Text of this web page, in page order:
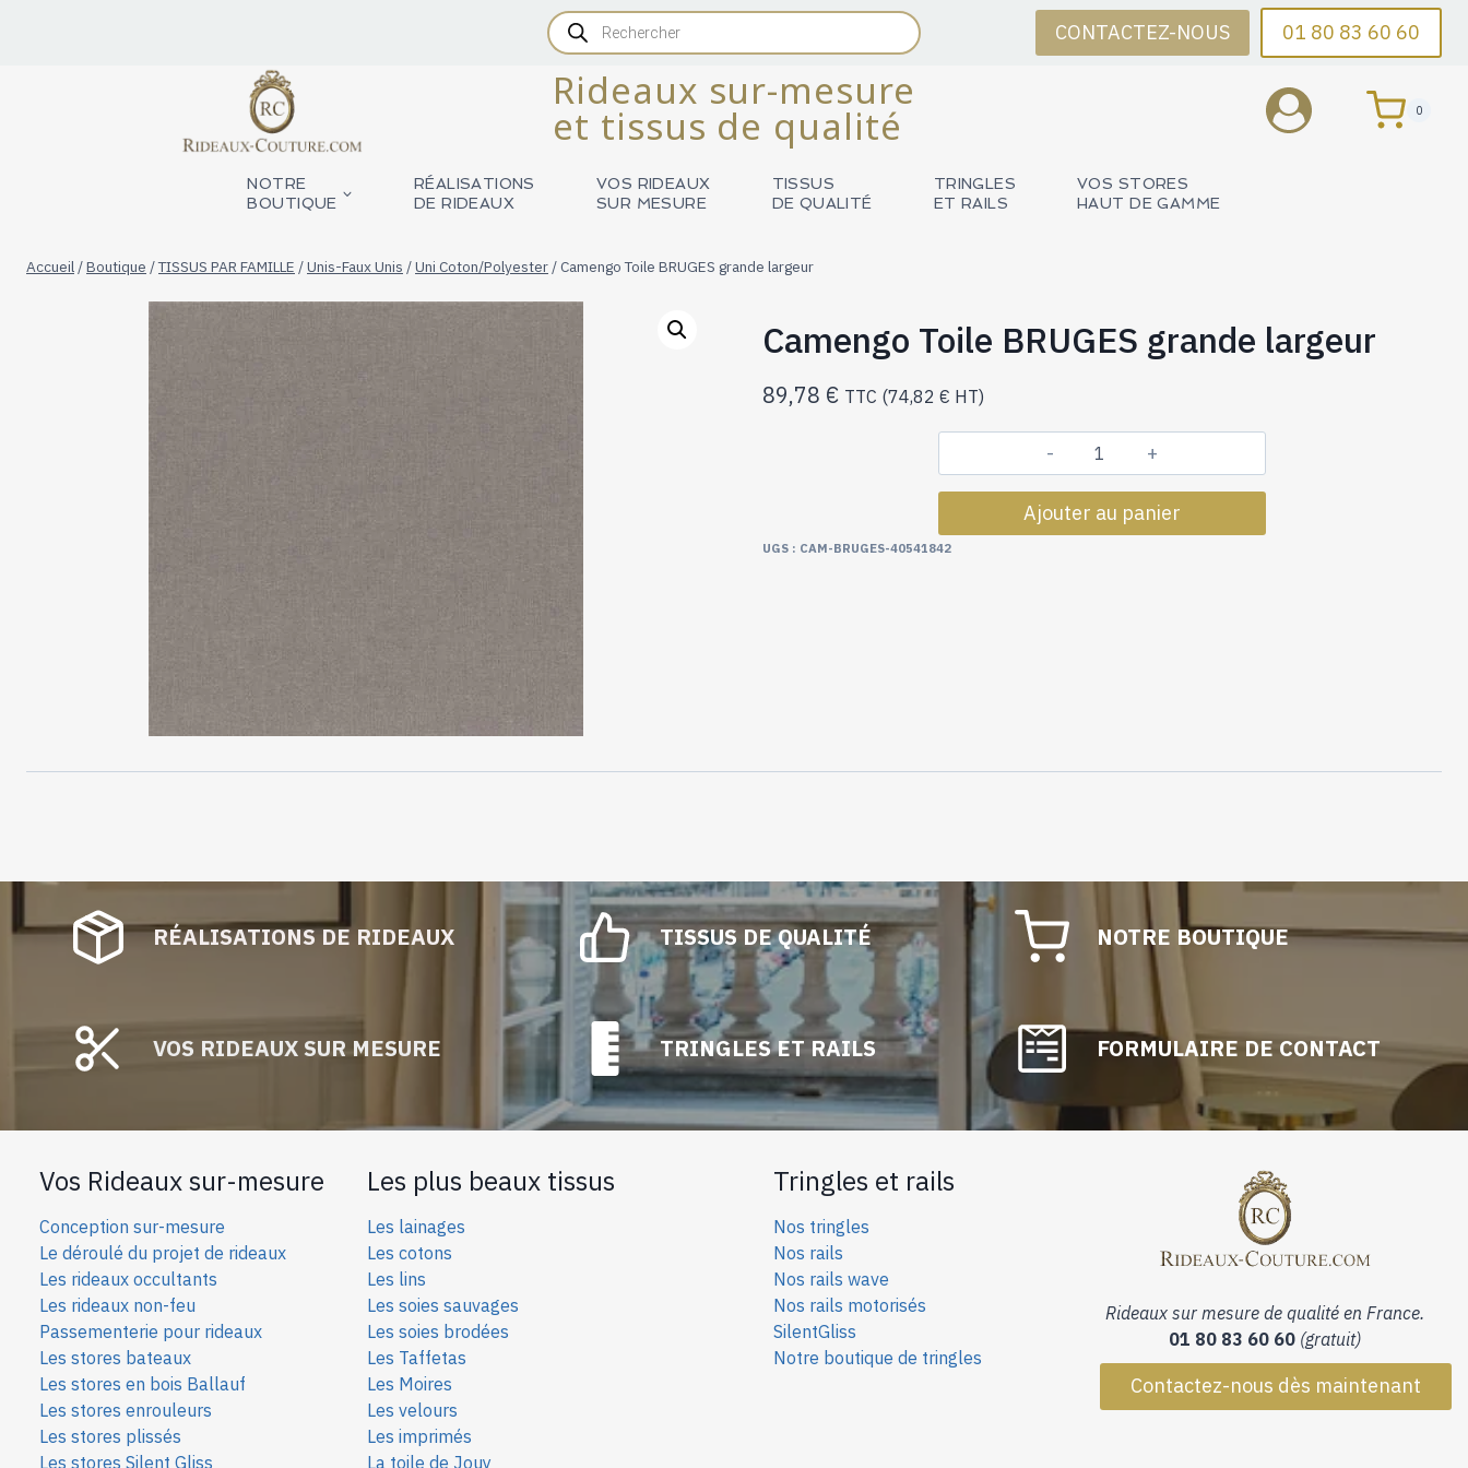
Recherche
de
produits
CONTACTEZ-NOUS 01 80 83 60 60
Rideaux sur-mesure
et tissus de qualité
0
NOTRE
BOUTIQUE
RÉALISATIONS
DE RIDEAUX
VOS RIDEAUX
SUR MESURE
TISSUS
DE QUALITÉ
TRINGLES
ET RAILS
VOS STORES
HAUT DE GAMME
Accueil /Boutique /TISSUS PAR FAMILLE /Unis-Faux Unis /Uni Coton/Polyester /Camengo Toile BRUGES grande largeur
Camengo Toile BRUGES grande largeur
89,78 € TTC (74,82 € HT)
quantité
de
Camengo
Ajouter au panier
UGS : CAM-BRUGES-40541842
RÉALISATIONS DE RIDEAUX
VOS RIDEAUX SUR MESURE
TISSUS DE QUALITÉ
TRINGLES ET RAILS
NOTRE BOUTIQUE
FORMULAIRE DE CONTACT
Vos Rideaux sur-mesure
Conception sur-mesure
Le déroulé du projet de rideaux
Les rideaux occultants
Les rideaux non-feu
Passementerie pour rideaux
Les stores bateaux
Les stores en bois Ballauf
Les stores enrouleurs
Les stores plissés
Les stores Silent Gliss
Les plus beaux tissus
Les lainages
Les cotons
Les lins
Les soies sauvages
Les soies brodées
Les Taffetas
Les Moires
Les velours
Les imprimés
La toile de Jouy
Tringles et rails
Nos tringles
Nos rails
Nos rails wave
Nos rails motorisés
SilentGliss
Notre boutique de tringles
Rideaux sur mesure de qualité en France.
01 80 83 60 60 (gratuit)
Contactez-nous dès maintenant